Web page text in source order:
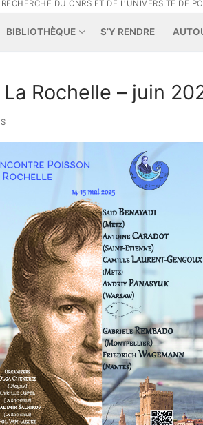
DU CNRS ET DE L'UNIVERSITÉ DE
BIBLIOTHÈQUE S’Y RENDRE
Rochelle – juin